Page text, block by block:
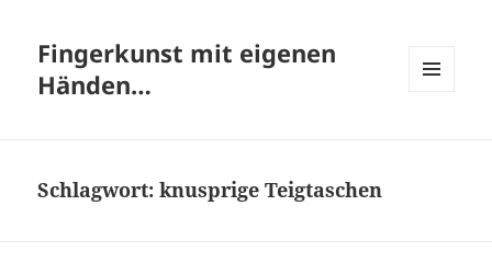
Fingerkunst mit eigenen
Händen…
Schlagwort:knusprige Teigtaschen